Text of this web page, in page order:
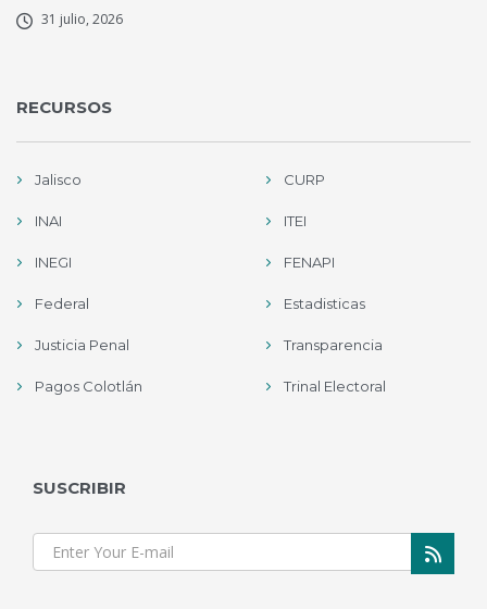
31 julio, 2026
RECURSOS
Jalisco CURP
INAI ITEI
INEGI FENAPI
Federal Estadisticas
Justicia Penal Transparencia
Pagos Colotlán Trinal Electoral
SUSCRIBIR